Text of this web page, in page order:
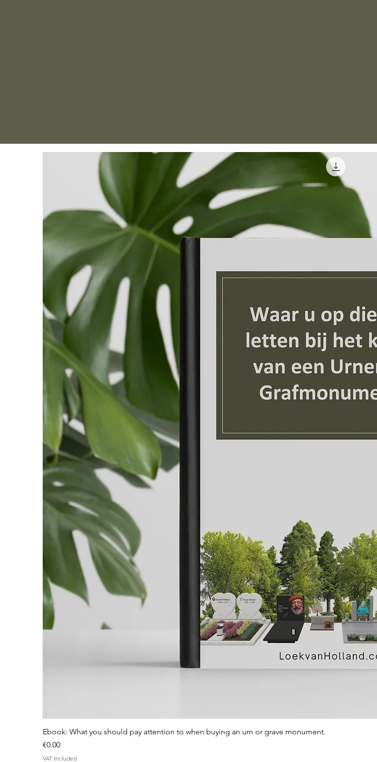
Quick View
Ebook: What you should pay attention to when buying an urn or grave monument.
Price
€0.00
VAT Included